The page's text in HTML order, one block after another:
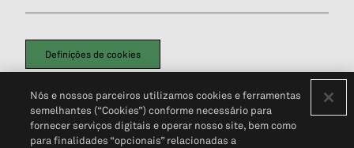
Definições de cookies
Política de PrivacidadePortal de privacidade do cliente (em inglês)
Não Venda Minhas Informações Pessoais© 2026 S&P Global
Nós e nossos parceiros utilizamos cookies e ferramentas
semelhantes (“Cookies”) conforme necessário para
fornecer serviços digitais e operar nosso site, bem como
para finalidades “opcionais” relacionadas a